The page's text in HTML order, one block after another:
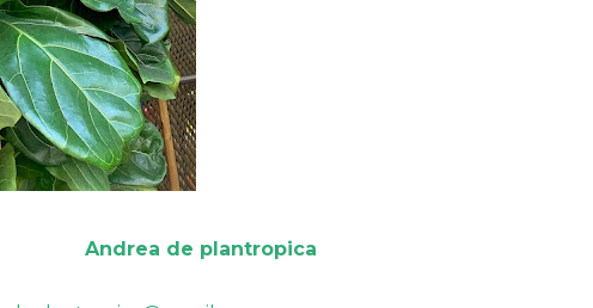
Andrea de plantropica